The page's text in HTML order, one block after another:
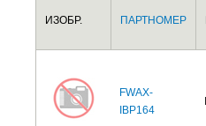
ИЗОБР. ПАРТНОМЕР
FWAX-
IBP164